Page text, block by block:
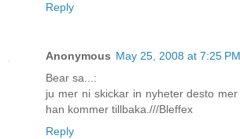
Reply
Anonymous May 25, 2008 at 7:25 PM
Bear sa...:
ju mer ni skickar in nyheter desto
han kommer tillbaka.///Bleffex
Reply